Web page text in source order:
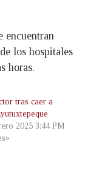
encuentran
los hospitales
horas.
tras caer a
2025 3:44 PM